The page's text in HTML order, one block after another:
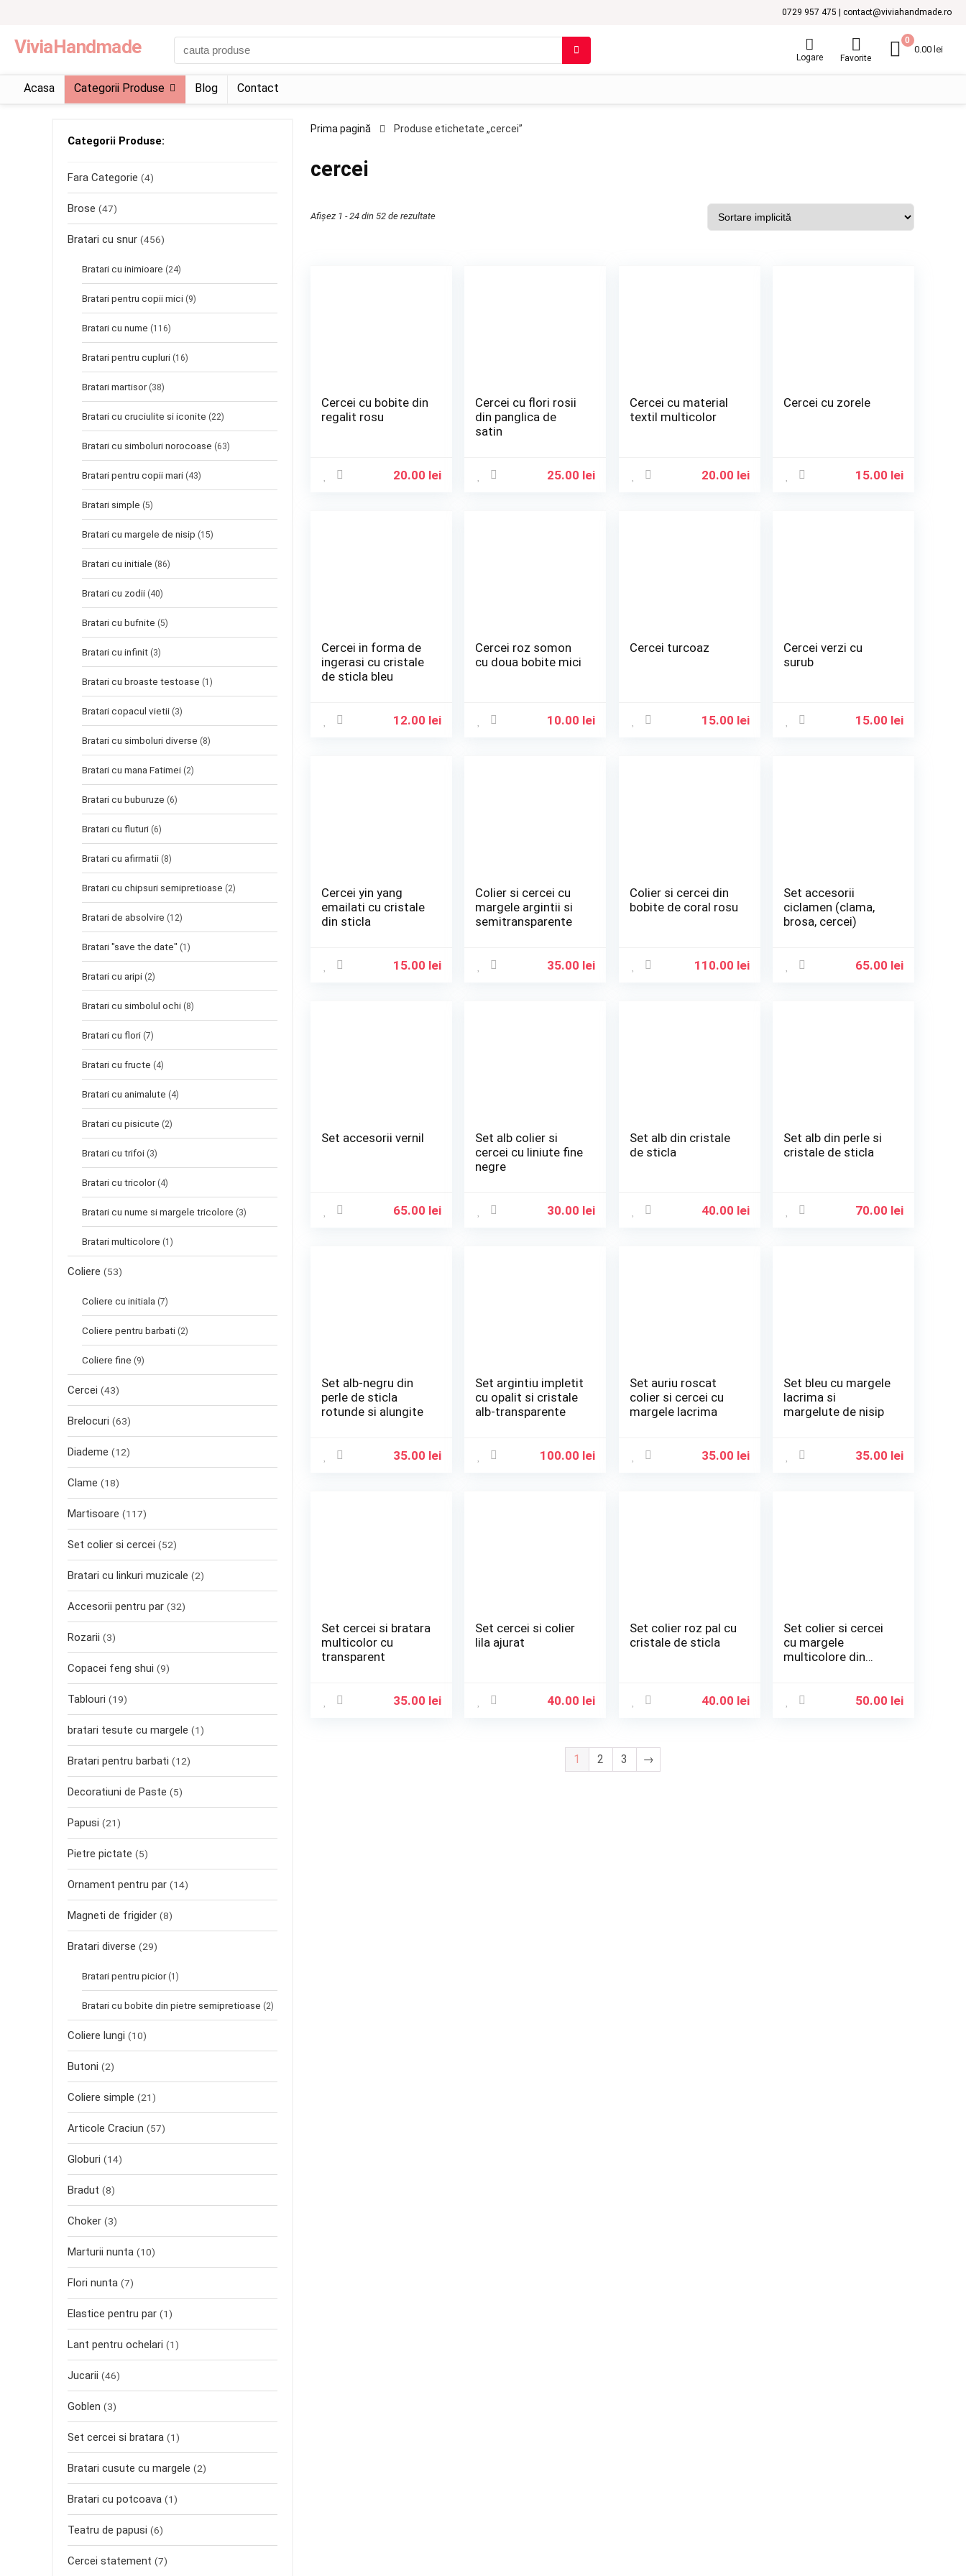
0729 957 475 | contact@viviahandmade.ro
ViviaHandmade
Logare Favorite
0
0.00 lei
Acasa Categorii Produse Blog Contact
Categorii Produse:
Fara Categorie (4)
Brose (47)
Bratari cu snur (456)
Bratari cu inimioare (24)
Bratari pentru copii mici (9)
Bratari cu nume (116)
Bratari pentru cupluri (16)
Bratari martisor (38)
Bratari cu cruciulite si iconite (22)
Bratari cu simboluri norocoase (63)
Bratari pentru copii mari (43)
Bratari simple (5)
Bratari cu margele de nisip (15)
Bratari cu initiale (86)
Bratari cu zodii (40)
Bratari cu bufnite (5)
Bratari cu infinit (3)
Bratari cu broaste testoase (1)
Bratari copacul vietii (3)
Bratari cu simboluri diverse (8)
Bratari cu mana Fatimei (2)
Bratari cu buburuze (6)
Bratari cu fluturi (6)
Bratari cu afirmatii (8)
Bratari cu chipsuri semipretioase (2)
Bratari de absolvire (12)
Bratari "save the date" (1)
Bratari cu aripi (2)
Bratari cu simbolul ochi (8)
Bratari cu flori (7)
Bratari cu fructe (4)
Bratari cu animalute (4)
Bratari cu pisicute (2)
Bratari cu trifoi (3)
Bratari cu tricolor (4)
Bratari cu nume si margele tricolore (3)
Bratari multicolore (1)
Coliere (53)
Coliere cu initiala (7)
Coliere pentru barbati (2)
Coliere fine (9)
Cercei (43)
Brelocuri (63)
Diademe (12)
Clame (18)
Martisoare (117)
Set colier si cercei (52)
Bratari cu linkuri muzicale (2)
Accesorii pentru par (32)
Rozarii (3)
Copacei feng shui (9)
Tablouri (19)
bratari tesute cu margele (1)
Bratari pentru barbati (12)
Decoratiuni de Paste (5)
Papusi (21)
Pietre pictate (5)
Ornament pentru par (14)
Magneti de frigider (8)
Bratari diverse (29)
Bratari pentru picior (1)
Bratari cu bobite din pietre semipretioase (2)
Coliere lungi (10)
Butoni (2)
Coliere simple (21)
Articole Craciun (57)
Globuri (14)
Bradut (8)
Choker (3)
Marturii nunta (10)
Flori nunta (7)
Elastice pentru par (1)
Lant pentru ochelari (1)
Jucarii (46)
Goblen (3)
Set cercei si bratara (1)
Bratari cusute cu margele (2)
Bratari cu potcoava (1)
Teatru de papusi (6)
Cercei statement (7)
Prima pagină Produse etichetate „cercei”
cercei
Afișez 1 - 24 din 52 de rezultate
Cercei cu bobite din
regalit rosu
20.00 lei
Cercei cu flori rosii
din panglica de
satin
25.00 lei
Cercei cu material
textil multicolor
20.00 lei
Cercei cu zorele
15.00 lei
Cercei in forma de
ingerasi cu cristale
de sticla bleu
12.00 lei
Cercei roz somon
cu doua bobite mici
10.00 lei
Cercei turcoaz
15.00 lei
Cercei verzi cu
surub
15.00 lei
Cercei yin yang
emailati cu cristale
din sticla
15.00 lei
Colier si cercei cu
margele argintii si
semitransparente
35.00 lei
Colier si cercei din
bobite de coral rosu
110.00 lei
Set accesorii
ciclamen (clama,
brosa, cercei)
65.00 lei
Set accesorii vernil
65.00 lei
Set alb colier si
cercei cu liniute fine
negre
30.00 lei
Set alb din cristale
de sticla
40.00 lei
Set alb din perle si
cristale de sticla
70.00 lei
Set alb-negru din
perle de sticla
rotunde si alungite
35.00 lei
Set argintiu impletit
cu opalit si cristale
alb-transparente
100.00 lei
Set auriu roscat
colier si cercei cu
margele lacrima
35.00 lei
Set bleu cu margele
lacrima si
margelute de nisip
35.00 lei
Set cercei si bratara
multicolor cu
transparent
35.00 lei
Set cercei si colier
lila ajurat
40.00 lei
Set colier roz pal cu
cristale de sticla
40.00 lei
Set colier si cercei
cu margele
multicolore din
50.00 lei
1 2 3 →